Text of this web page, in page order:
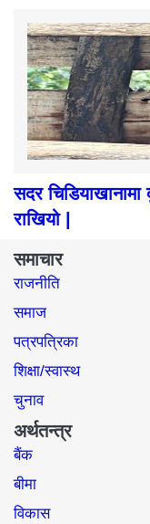
सदर
राखियो |
समाचार
राजनीति
समाज​
पत्रपत्रिका
शिक्षा/स्वास्थ
चुनाव
अर्थतन्त्र
बैंक
बीमा
विकास